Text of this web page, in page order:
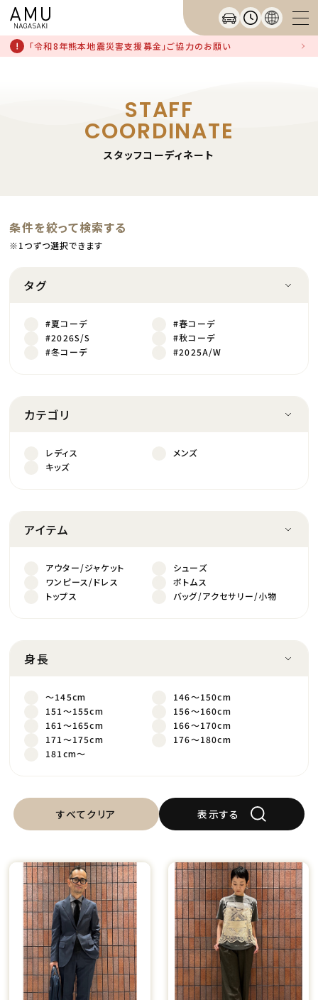
「令和8年熊本地震災害支援募金」ご協力のお願い
STAFF
COORDINATE
スタッフコーディネート
条件を絞って検索する
※1つずつ選択できます
タグ
#夏コーデ
#春コーデ
#2026S/S
#秋コーデ
#冬コーデ
#2025A/W
カテゴリ
レディス
メンズ
キッズ
アイテム
アウター/ジャケット
シューズ
ワンピース/ドレス
ボトムス
トップス
バッグ/アクセサリー/小物
身長
～145cm
146～150cm
151～155cm
156～160cm
161～165cm
166～170cm
171～175cm
176～180cm
181cm～
すべてクリア 表示する